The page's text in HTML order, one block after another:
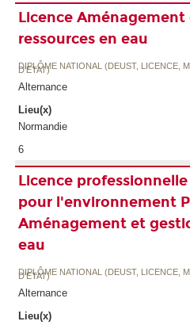
Licence
ressources en eau
DIPLÔME NATIONAL (DEUST, LICENCE,
D'ETAT)
Alternance
Lieu(x)
Normandie
6
Licence
pour l'environnement
Aménagement et
eau
DIPLÔME NATIONAL (DEUST, LICENCE,
D'ETAT)
Alternance
Lieu(x)